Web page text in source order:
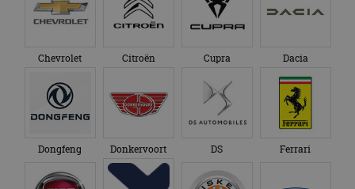
Chevrolet Citroën Cupra Dacia
Dongfeng Donkervoort DS Ferrari